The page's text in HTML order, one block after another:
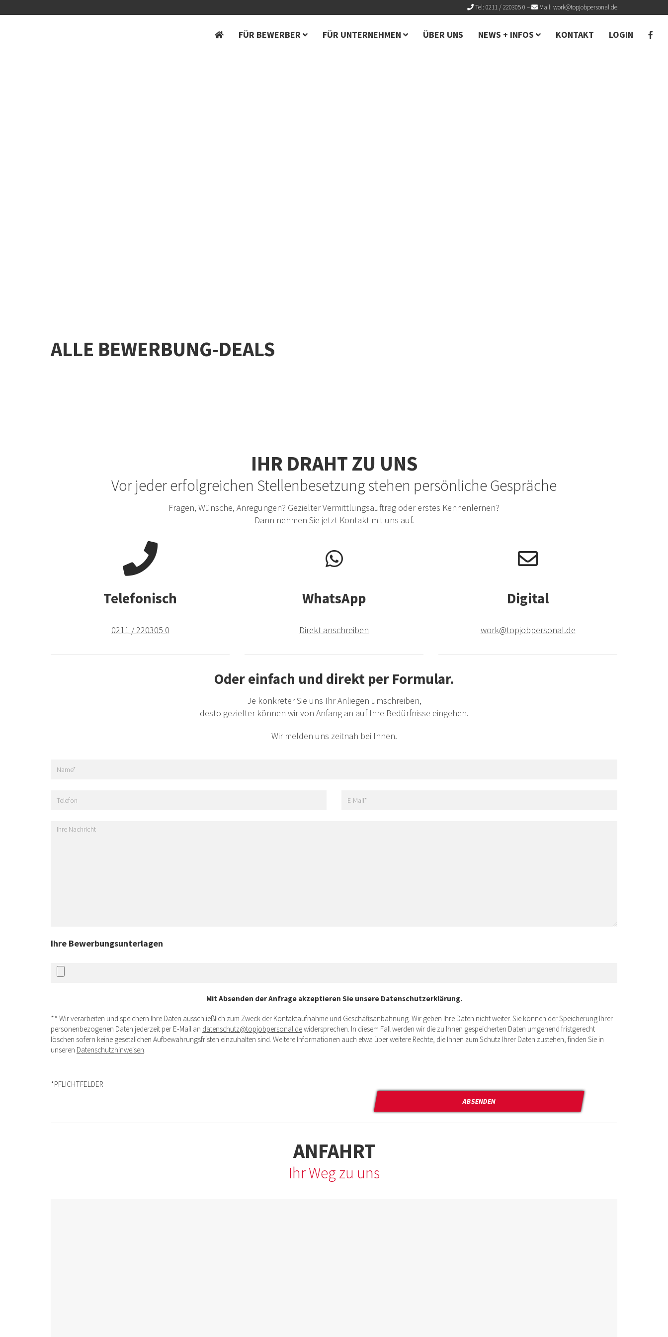
Tel: 0211 / 220305 0 – Mail: work@topjobpersonal.de
ALLE BEWERBUNG-DEALS
IHR DRAHT ZU UNS
Vor jeder erfolgreichen Stellenbesetzung stehen persönliche Gespräche
Fragen, Wünsche, Anregungen? Gezielter Vermittlungsauftrag oder erstes Kennenlernen?
Dann nehmen Sie jetzt Kontakt mit uns auf.
Telefonisch
0211 / 220305 0
WhatsApp
Direkt anschreiben
Digital
work@topjobpersonal.de
Oder einfach und direkt per Formular.
Je konkreter Sie uns Ihr Anliegen umschreiben,
desto gezielter können wir von Anfang an auf Ihre Bedürfnisse eingehen.
Wir melden uns zeitnah bei Ihnen.
Ihre Bewerbungsunterlagen
Mit Absenden der Anfrage akzeptieren Sie unsere Datenschutzerklärung.
** Wir verarbeiten und speichern Ihre Daten ausschließlich zum Zweck der Kontaktaufnahme und Geschäftsanbahnung. Wir geben Ihre Daten nicht weiter. Sie können der Speicherung Ihrer
personenbezogenen Daten jederzeit per E-Mail an datenschutz@topjobpersonal.dewidersprechen. In diesem Fall werden wir die zu Ihnen gespeicherten Daten umgehend fristgerecht
löschen sofern keine gesetzlichen Aufbewahrungsfristen einzuhalten sind. Weitere Informationen auch etwa über weitere Rechte, die Ihnen zum Schutz Ihrer Daten zustehen, finden Sie in
unseren Datenschutzhinweisen
*PFLICHTFELDER
ANFAHRT
Ihr Weg zu uns
FÜR BEWERBER FÜR UNTERNEHMEN ÜBER UNS NEWS + INFOS KONTAKT LOGIN